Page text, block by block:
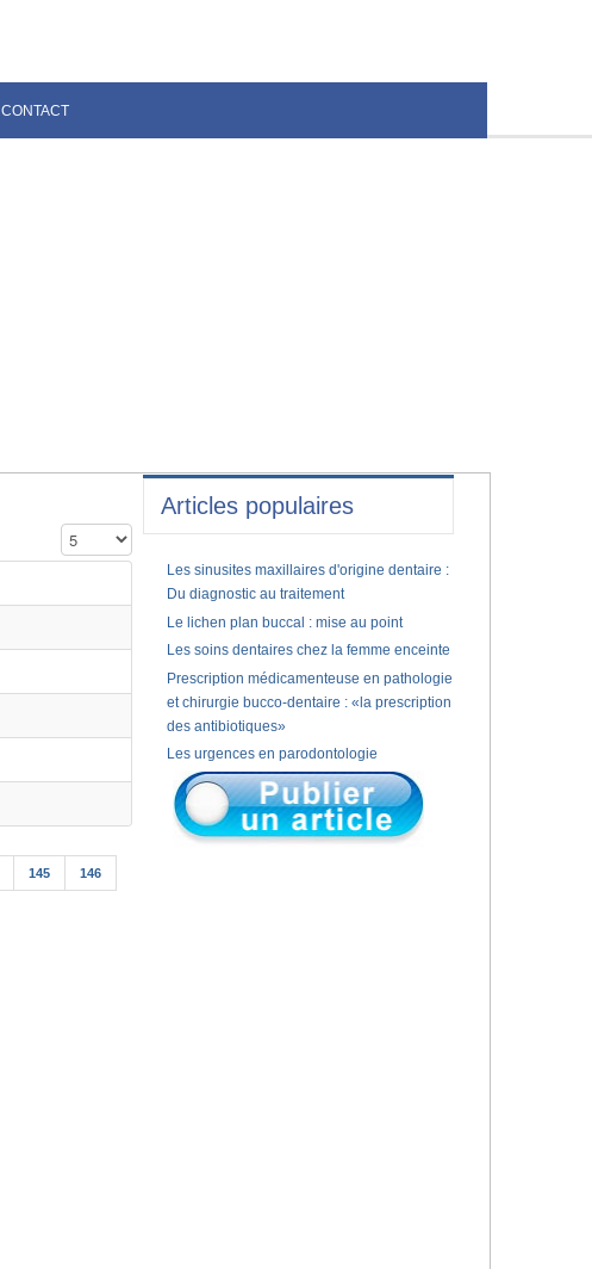
CONTACT
Affichage #
145 146
Articles populaires
Les sinusites maxillaires d'origine dentaire :
Du diagnostic au traitement
Le lichen plan buccal : mise au point
Les soins dentaires chez la femme enceinte
Prescription médicamenteuse en pathologie
et chirurgie bucco-dentaire : «la prescription
des antibiotiques»
Les urgences en parodontologie